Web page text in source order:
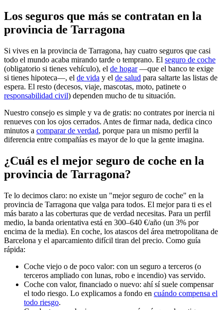
Los seguros que más se contratan en la
provincia de Tarragona
Si vives en la provincia de Tarragona, hay cuatro seguros que casi
todo el mundo acaba mirando tarde o temprano. El seguro de coche
(obligatorio si tienes vehículo), el de hogar—que el banco te exige
si tienes hipoteca—, el de vida y el de salud para saltarte las listas de
espera. El resto (decesos, viaje, mascotas, moto, patinete o
responsabilidad civil) dependen mucho de tu situación.
Nuestro consejo es simple y va de gratis: no contrates por inercia ni
renueves con los ojos cerrados. Antes de firmar nada, dedica cinco
minutos a comparar de verdad, porque para un mismo perfil la
diferencia entre compañías es mayor de lo que la gente imagina.
¿Cuál es el mejor seguro de coche en la
provincia de Tarragona?
Te lo decimos claro: no existe un "mejor seguro de coche" en la
provincia de Tarragona que valga para todos. El mejor para ti es el
más barato a las coberturas que de verdad necesitas. Para un perfil
medio, la banda orientativa está en 300–640 €/año (un 3% por
encima de la media). En coche, los atascos del área metropolitana de
Barcelona y el aparcamiento difícil tiran del precio. Como guía
rápida:
Coche viejo o de poco valor: con un seguro a terceros (o
terceros ampliado con lunas, robo e incendio) vas servido.
Coche con valor, financiado o nuevo: ahí sí suele compensar
el todo riesgo. Lo explicamos a fondo en cuándo compensa el
todo riesgo.